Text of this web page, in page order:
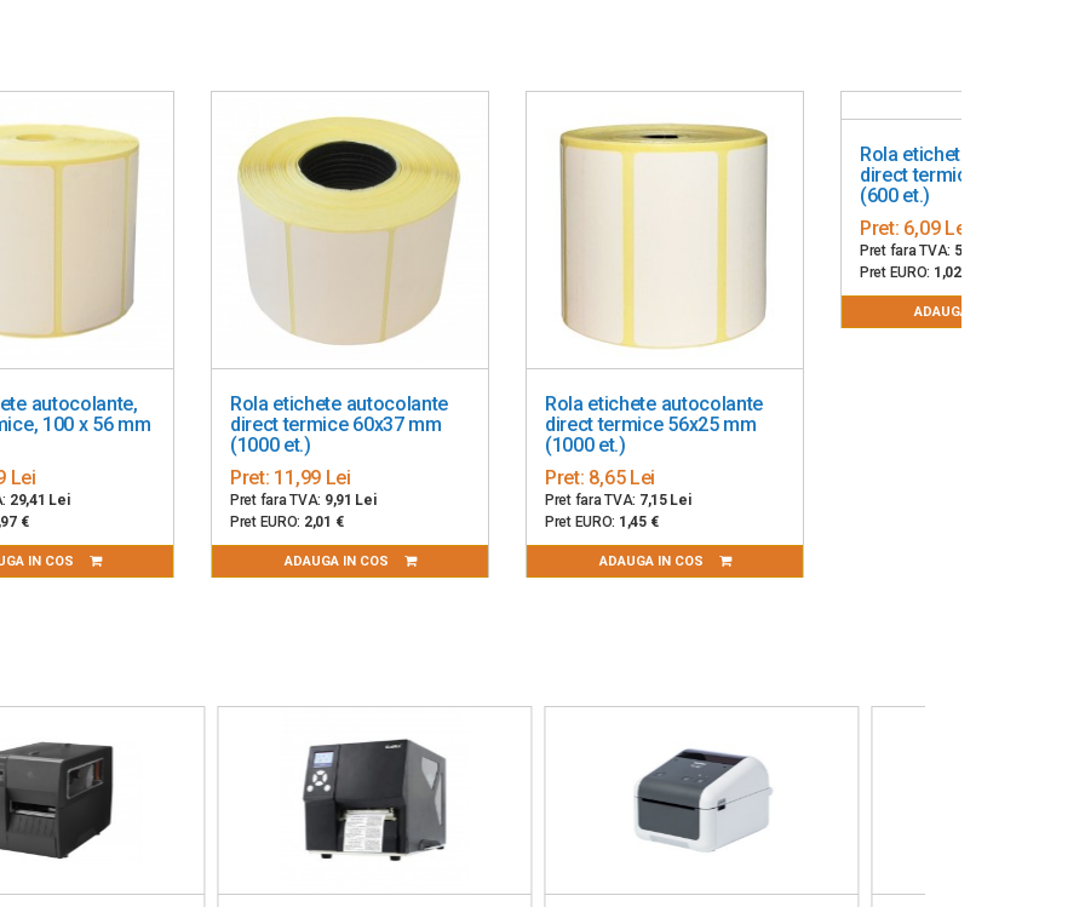
24V, 2.5A
2008 / Server 2012 / Server 2016
autocolante,
100 x 56 mm
Lei
29,41 Lei
€
IN COS
Rola etichete autocolante
direct termice 60x37 mm
(1000 et.)
Pret: 11,99 Lei
Pret fara TVA: 9,91 Lei
Pret EURO: 2,01 €
ADAUGA IN COS
Rola etichete autocolante
direct termice 56x25 mm
(1000 et.)
Pret: 8,65 Lei
Pret fara TVA: 7,15 Lei
Pret EURO: 1,45 €
ADAUGA IN COS
Rola etichete autocolante,
direct termice, 40 x 46 mm
(600 et.)
Pret: 6,09 Lei
Pret fara TVA: 5,03 Lei
Pret EURO: 1,02 €
ADAUGA IN COS